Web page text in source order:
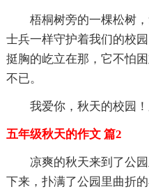
梧桐树旁的一棵松树
士兵一样守护着我们的校
挺胸的屹立在那，它不怕
不已。
我爱你，秋天的校园
五年级秋天的作文 篇2
凉爽的秋天来到了公
下来，扑满了公园里曲折